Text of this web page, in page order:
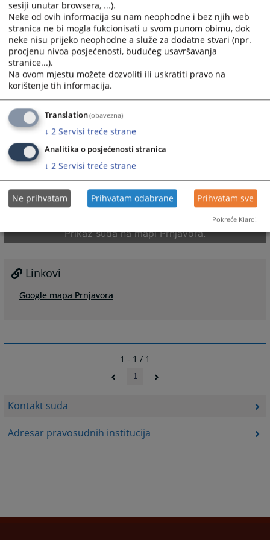
Kontakt suda
Adresar pravosudnih institucija
Prikaz suda na mapi Prnjavora.
Linkovi
Google mapa Prnjavora
1 - 1 / 1
1
sesiji unutar browsera, ...).
Neke od ovih informacija su nam neophodne i bez njih web
stranica ne bi mogla fukcionisati u svom punom obimu, dok
neke nisu prijeko neophodne a služe za dodatne stvari (npr.
procjenu nivoa posjećenosti, budućeg usavršavanja
stranice...).
Na ovom mjestu možete dozvoliti ili uskratiti pravo na
korištenje tih informacija.
Translation(obavezna)
↓ 2 Servisi treće strane
Analitika o posjećenosti stranica
↓ 2 Servisi treće strane
Ne prihvatam Prihvatam odabrane Prihvatam sve
Pokreće Klaro!